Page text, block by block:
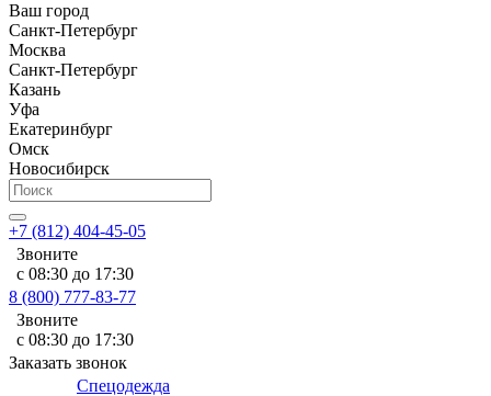
Ваш город
Санкт-Петербург
Москва
Санкт-Петербург
Казань
Уфа
Екатеринбург
Омск
Новосибирск
+7 (812) 404-45-05
Звоните
с 08:30 до 17:30
8 (800) 777-83-77
Звоните
с 08:30 до 17:30
Заказать звонок
Спецодежда